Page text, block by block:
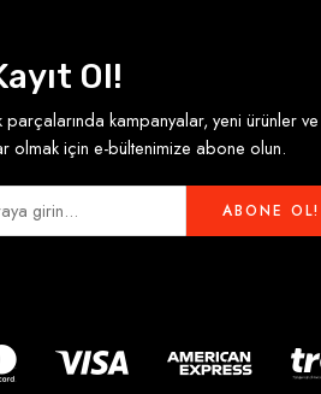
Ol!
kampanyalar, yeni ürünler ve
olmak için e-bültenimize abone olun.